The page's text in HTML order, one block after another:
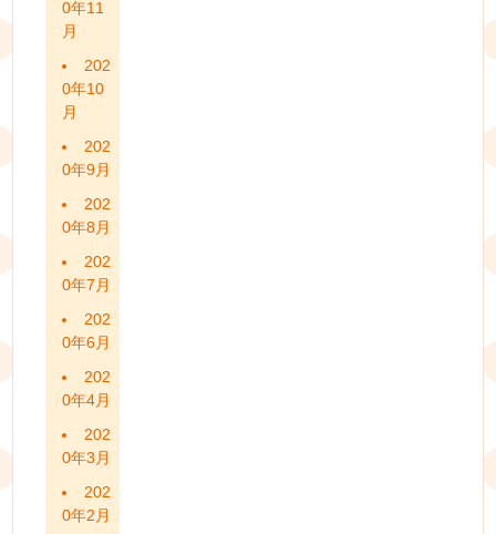
0年11
月
202
0年10
月
202
0年9月
202
0年8月
202
0年7月
202
0年6月
202
0年4月
202
0年3月
202
0年2月